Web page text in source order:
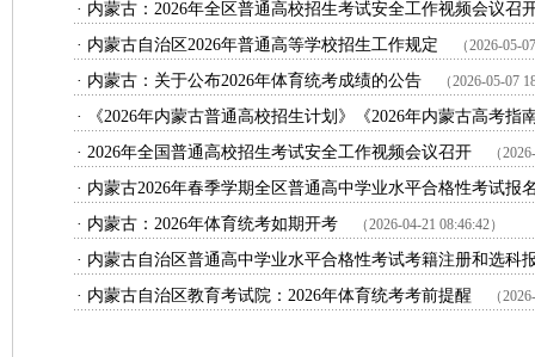
· 内蒙古：2026年全区普通高校招生考试安全工作视频会议召
· 内蒙古自治区2026年普通高等学校招生工作规定 （2026-05-
· 内蒙古：关于公布2026年体育统考成绩的公告 （2026-05-07
·
《2026年内蒙古普通高校招生计划》《2026年内蒙古高考
· 2026年全国普通高校招生考试安全工作视频会议召开 （
· 内蒙古2026年春季学期全区普通高中学业水平合格性考试报
· 内蒙古：2026年体育统考如期开考 （2026-04-21 08:46:42）
· 内蒙古自治区普通高中学业水平合格性考试考籍注册和选科
· 内蒙古自治区教育考试院：2026年体育统考考前提醒 （